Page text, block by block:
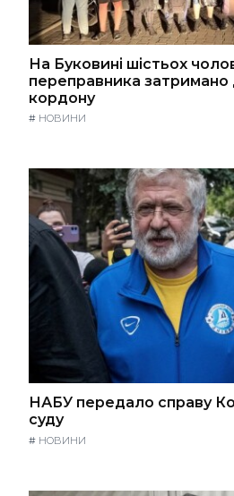
На Буковині шістьох
переправника
кордону
# НОВИНИ
НАБУ передало справу
суду
# НОВИНИ